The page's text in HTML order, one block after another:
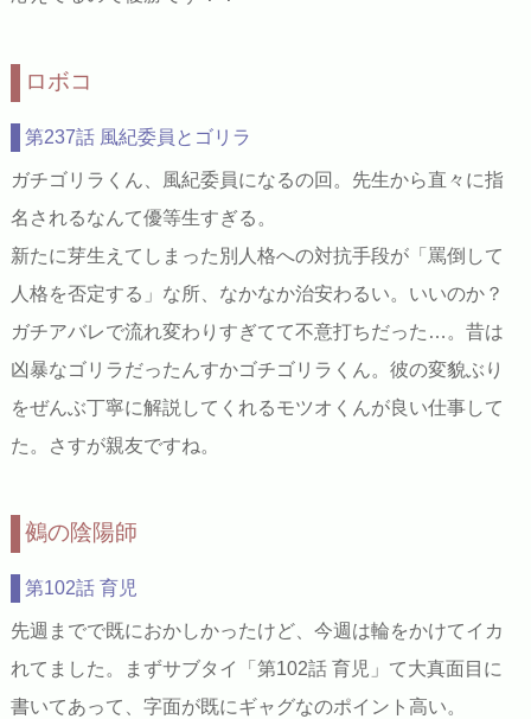
ロボコ
第237話 風紀委員とゴリラ
ガチゴリラくん、風紀委員になるの回。先生から直々に指
名されるなんて優等生すぎる。
新たに芽生えてしまった別人格への対抗手段が「罵倒して
人格を否定する」な所、なかなか治安わるい。いいのか？
ガチアバレで流れ変わりすぎてて不意打ちだった…。昔は
凶暴なゴリラだったんすかゴチゴリラくん。彼の変貌ぶり
をぜんぶ丁寧に解説してくれるモツオくんが良い仕事して
た。さすが親友ですね。
鵺の陰陽師
第102話 育児
先週までで既におかしかったけど、今週は輪をかけてイカ
れてました。まずサブタイ「第102話 育児」て大真面目に
書いてあって、字面が既にギャグなのポイント高い。